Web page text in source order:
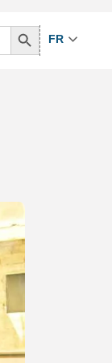
Search
Button
FR